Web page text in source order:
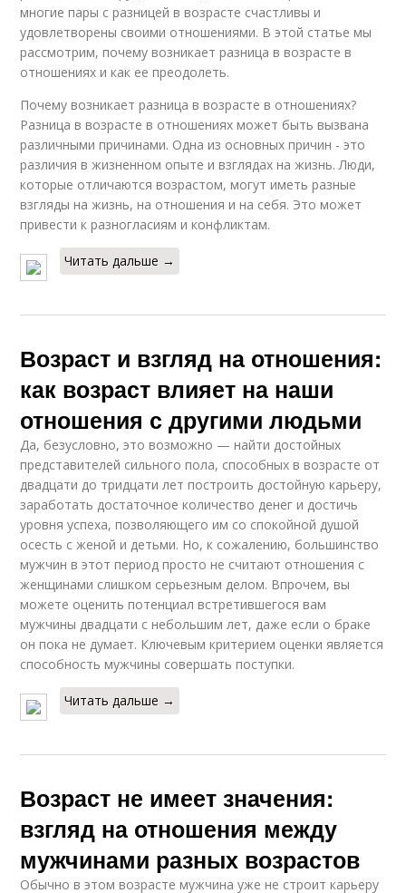
многие пары с разницей в возрасте счастливы и
удовлетворены своими отношениями. В этой статье мы
рассмотрим, почему возникает разница в возрасте в
отношениях и как ее преодолеть.
Почему возникает разница в возрасте в отношениях?
Разница в возрасте в отношениях может быть вызвана
различными причинами. Одна из основных причин - это
различия в жизненном опыте и взглядах на жизнь. Люди,
которые отличаются возрастом, могут иметь разные
взгляды на жизнь, на отношения и на себя. Это может
привести к разногласиям и конфликтам.
Читать дальше →
Возраст и взгляд на отношения:
как возраст влияет на наши
отношения с другими людьми
Да, безусловно, это возможно — найти достойных
представителей сильного пола, способных в возрасте от
двадцати до тридцати лет построить достойную карьеру,
заработать достаточное количество денег и достичь
уровня успеха, позволяющего им со спокойной душой
осесть с женой и детьми. Но, к сожалению, большинство
мужчин в этот период просто не считают отношения с
женщинами слишком серьезным делом. Впрочем, вы
можете оценить потенциал встретившегося вам
мужчины двадцати с небольшим лет, даже если о браке
он пока не думает. Ключевым критерием оценки является
способность мужчины совершать поступки.
Читать дальше →
Возраст не имеет значения:
взгляд на отношения между
мужчинами разных возрастов
Обычно в этом возрасте мужчина уже не строит карьеру